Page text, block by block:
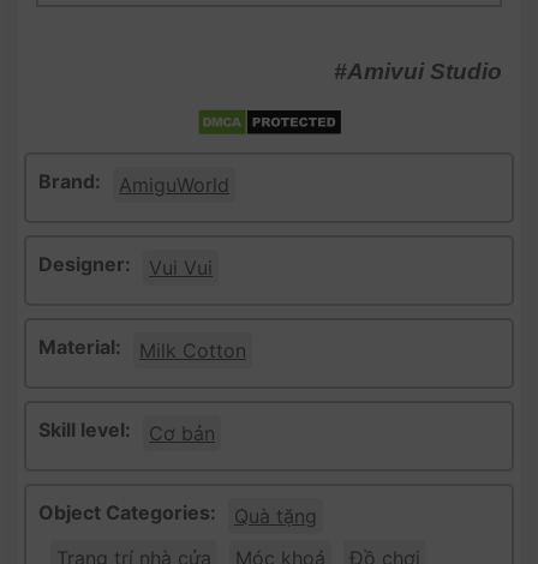
#Amivui Studio
Brand: AmiguWorld
Designer: Vui Vui
Material: Milk Cotton
Skill level: Cơ bản
Object Categories:
Quà tặng
Trang trí nhà cửa
Móc khoá Đồ chơi